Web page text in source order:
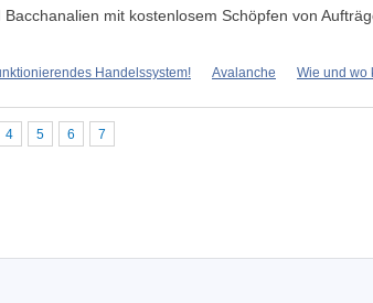
Bacchanalien mit kostenlosem Schöpfen von
Handelssystem! Avalanche Wie und wo
4 5 6 7